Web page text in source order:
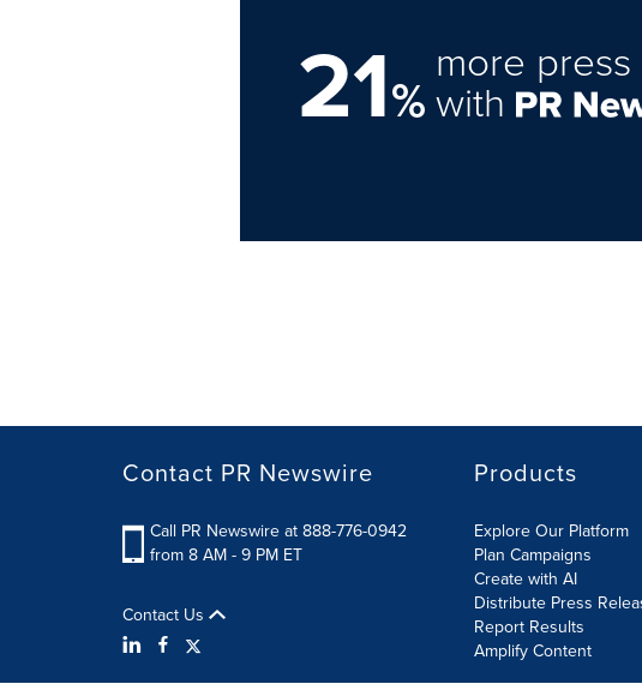
21%
more
with
Contact PR Newswire
Call PR Newswire at 888-776-0942
from 8 AM - 9 PM ET
Contact Us
Products
Explore Our Platform
Plan Campaigns
Create with AI
Distribute Press
Report Results
Amplify Content